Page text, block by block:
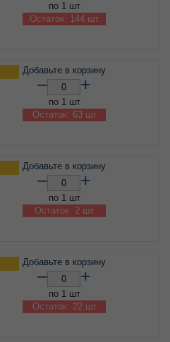
по 1 шт
Остаток: 144 шт
Добавьте в корзину
– +
по 1 шт
Остаток: 63 шт
Добавьте в корзину
– +
по 1 шт
Остаток: 2 шт
Добавьте в корзину
– +
по 1 шт
Остаток: 22 шт